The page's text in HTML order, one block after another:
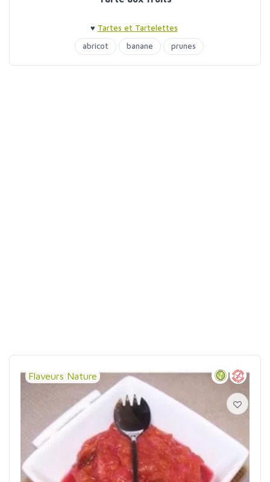
♥ Tartes et Tartelettes
abricot
banane prunes
Flaveurs Nature